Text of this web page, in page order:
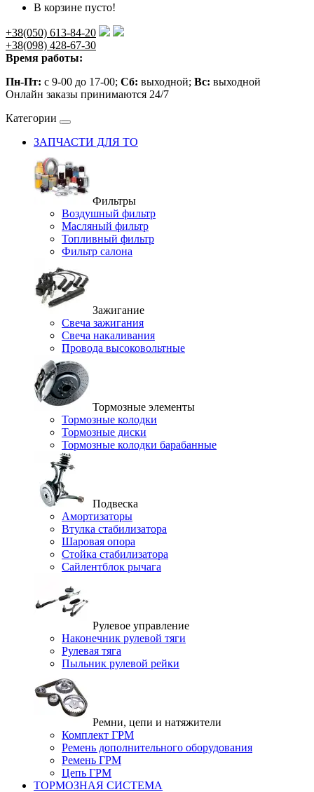
В корзине пусто!
+38(050) 613-84-20
+38(098) 428-67-30
Время работы:
Пн-Пт: с 9-00 до 17-00; Сб: выходной; Вс: выходной
Онлайн заказы принимаются 24/7
Категории
ЗАПЧАСТИ ДЛЯ ТО
Фильтры
Воздушный фильтр
Масляный фильтр
Топливный фильтр
Фильтр салона
Зажигание
Свеча зажигания
Свеча накаливания
Провода высоковольтные
Тормозные элементы
Тормозные колодки
Тормозные диски
Тормозные колодки барабанные
Подвеска
Амортизаторы
Втулка стабилизатора
Шаровая опора
Стойка стабилизатора
Сайлентблок рычага
Рулевое управление
Наконечник рулевой тяги
Рулевая тяга
Пыльник рулевой рейки
Ремни, цепи и натяжители
Комплект ГРМ
Ремень дополнительного оборудования
Ремень ГРМ
Цепь ГРМ
ТОРМОЗНАЯ СИСТЕМА